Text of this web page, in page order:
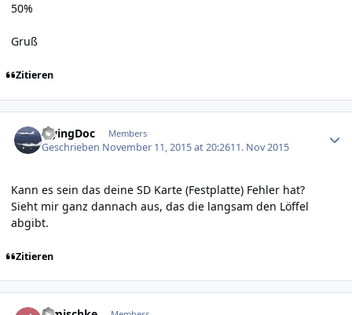
50%
Gruß
Zitieren
FlyingDoc Members
Geschrieben November 11, 2015 at 20:2611. Nov 2015
Kann es sein das deine SD Karte (Festplatte) Fehler hat?
Sieht mir ganz dannach aus, das die langsam den Löffel
abgibt.
Zitieren